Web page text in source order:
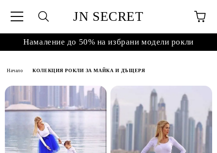
JN SECRET
Намаление до 50% на избрани модели рокли
Начало КОЛЕКЦИЯ РОКЛИ ЗА МАЙКА И ДЪЩЕРЯ